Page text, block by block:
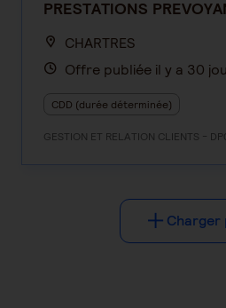
PRESTATIONS
CHARTRES
Offre publiée il y a 30
CDD (durée déterminée)
GESTION ET RELATION CLIENTS -
Charger